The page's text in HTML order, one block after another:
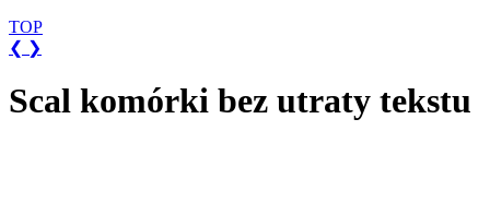
TOP
❮ ❯
Scal komórki bez utraty tekstu